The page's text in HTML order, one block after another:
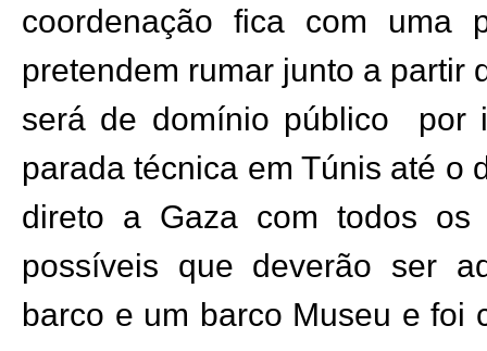
coordenação fica com uma
pretendem rumar junto a partir
será de domínio público
por
parada técnica em Túnis até o
direto a Gaza com todos os
possíveis que deverão ser
barco e um barco Museu e foi